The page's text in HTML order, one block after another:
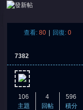
查看: 80 回復: 0
7382
106
主題
4
回帖
596
積分